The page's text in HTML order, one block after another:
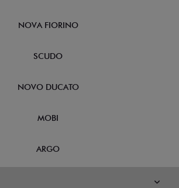
NOVA FIORINO
SCUDO
NOVO DUCATO
MOBI
ARGO